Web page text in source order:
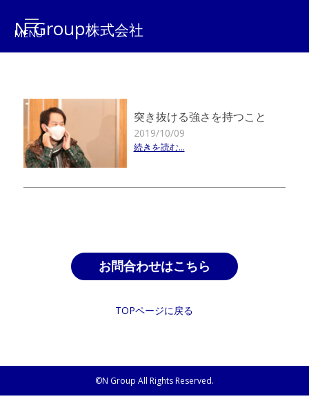
N Group株式会社
突き抜ける強さを持つこと
2019/10/09
続きを読む...
お問合わせはこちら
TOPページに戻る
©N Group All Rights Reserved.